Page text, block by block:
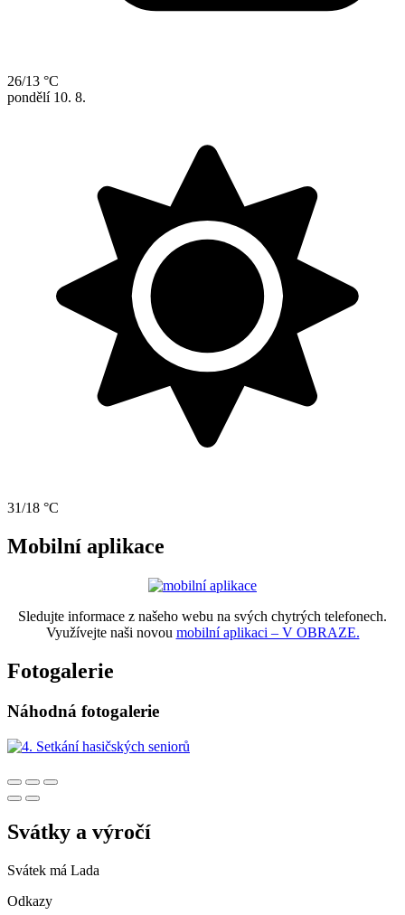
26/13 °C
pondělí 10. 8.
31/18 °C
Mobilní aplikace
Sledujte informace z našeho webu na svých chytrých telefonech.
Využívejte naši novou mobilní aplikaci – V OBRAZE.
Fotogalerie
Náhodná fotogalerie
Svátky a výročí
Svátek má Lada
Odkazy